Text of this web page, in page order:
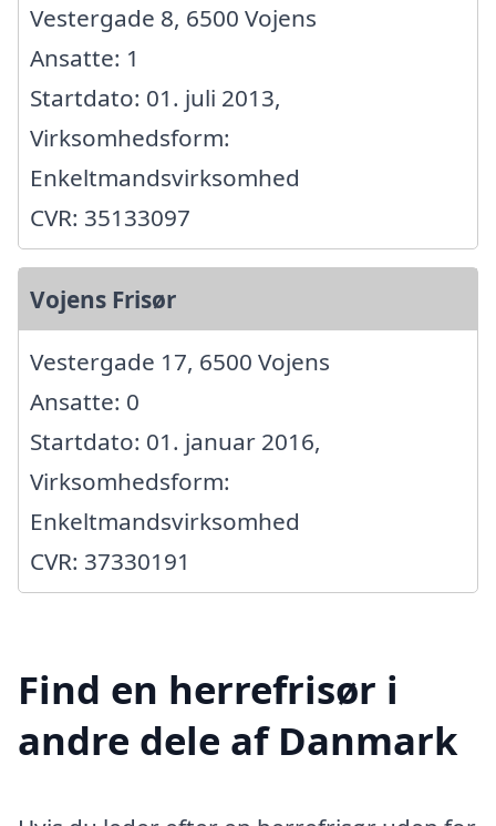
Vestergade 8, 6500 Vojens
Ansatte: 1
Startdato: 01. juli 2013,
Virksomhedsform:
Enkeltmandsvirksomhed
CVR: 35133097
Vojens Frisør
Vestergade 17, 6500 Vojens
Ansatte: 0
Startdato: 01. januar 2016,
Virksomhedsform:
Enkeltmandsvirksomhed
CVR: 37330191
Find en herrefrisør i
andre dele af Danmark